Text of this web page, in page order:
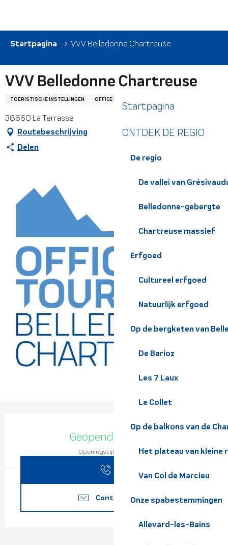
contenu
principal
Startpagina
ONTDEK DE REGIO
De regio
De vallei van
Belledonne-gebergte
Chartreuse massief
Erfgoed
Cultureel erfgoed
Natuurlijk erfgoed
Op de bergketen van
De Barioz
Les 7 Laux
Le Collet
Op de balkons van de
Het plateau van kleine
Van Col de Marcieu
Onze spabestemmingen
Allevard-les-Bains
Startpagina VVV Belledonne Chartreuse
VVV Belledonne Chartreuse
TOERISTISCHE INSTELLINGEN OFFICE DE TOURISME OU SYNDICAT D'INITIATIVE
38660 La Terrasse
Routebeschrijving
Delen
Openingstijden en
Geopend vandaag
Openingstijden bekijken
Contacteer ons